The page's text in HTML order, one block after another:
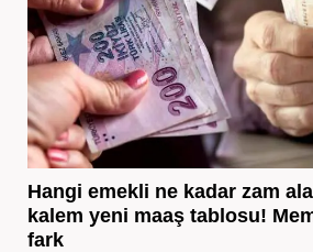
Hangi emekli ne kadar zam
kalem yeni maaş tablosu!
fark